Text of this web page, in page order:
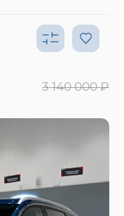
3 140 000 ₽